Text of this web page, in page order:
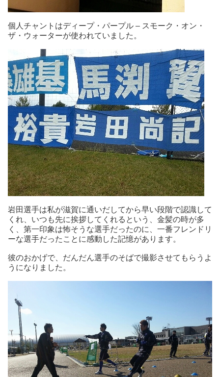
個人チャントはディープ・パープル – スモーク・オン・
ザ・ウォーターが使われていました。
岩田選手は私が滋賀に通いだしてから早い段階で認識して
くれ、いつも先に挨拶してくれるという、金髪の時が多
く、第一印象は怖そうな選手だったのに、一番フレンドリ
ーな選手だったことに感動した記憶があります。
彼のおかげで、だんだん選手のそばで撮影させてもらうよ
うになりました。